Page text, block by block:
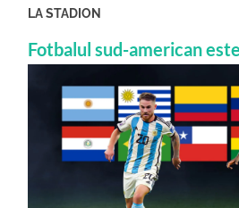
LA STADION
Fotbalul sud-american